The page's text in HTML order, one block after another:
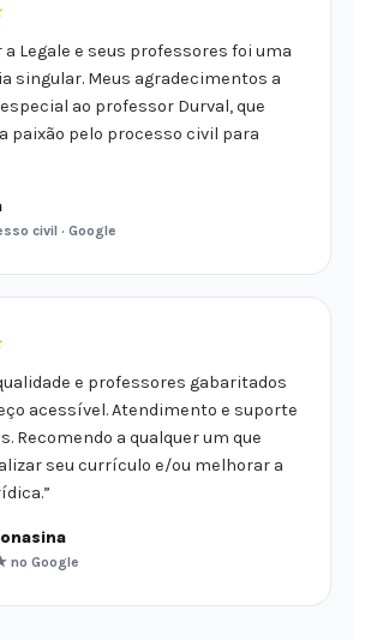
a Legale e seus professores foi uma
singular. Meus agradecimentos a
ao professor Durval, que
paixão pelo processo civil para
civil · Google
e professores gabaritados
acessível. Atendimento e suporte
Recomendo a qualquer um que
seu currículo e/ou melhorar a
no Google